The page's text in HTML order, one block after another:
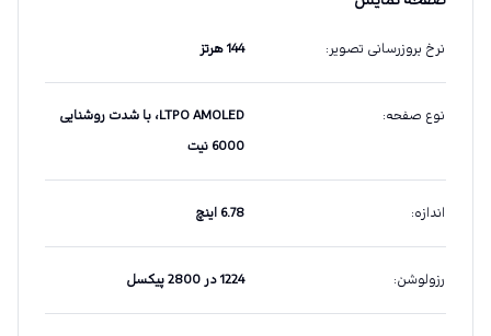
نرخ بروزرسانی تصویر: 144 هرتز
نوع صفحه:
LTPO AMOLED، با شدت روشنایی
6000 نیت
اندازه: 6.78 اینچ
رزولوشن: 1224 در 2800 پیکسل